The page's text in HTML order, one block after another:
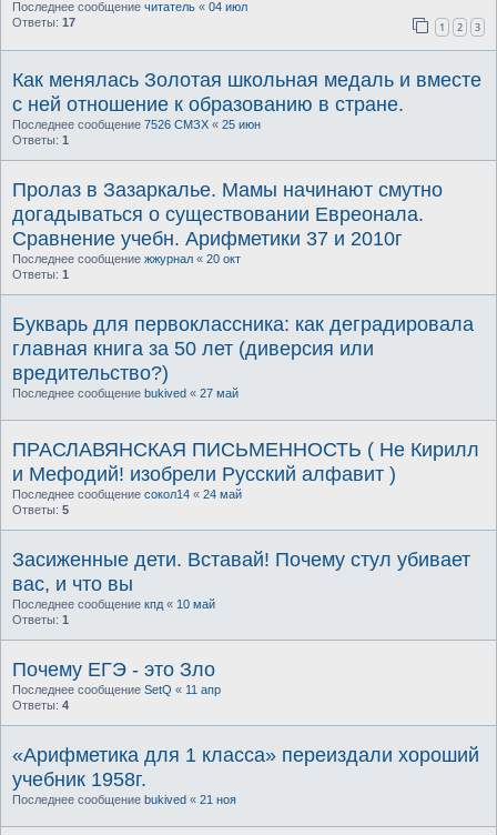
Последнее сообщение читатель « 04 июл
Ответы: 17 1 2 3
Как менялась Золотая школьная медаль и вместе
с ней отношение к образованию в стране.
Последнее сообщение 7526 СМЗХ « 25 июн
Ответы: 1
Пролаз в Зазаркалье. Мамы начинают смутно
догадываться о существовании Евреонала.
Сравнение учебн. Арифметики 37 и 2010г
Последнее сообщение жжурнал « 20 окт
Ответы: 1
Букварь для первоклассника: как деградировала
главная книга за 50 лет (диверсия или
вредительство?)
Последнее сообщение bukived « 27 май
ПРАСЛАВЯНСКАЯ ПИСЬМЕННОСТЬ ( Не Кирилл
и Мефодий! изобрели Русский алфавит )
Последнее сообщение сокол14 « 24 май
Ответы: 5
Засиженные дети. Вставай! Почему стул убивает
вас, и что вы
Последнее сообщение кпд « 10 май
Ответы: 1
Почему ЕГЭ - это Зло
Последнее сообщение SetQ « 11 апр
Ответы: 4
«Арифметика для 1 класса» переиздали хороший
учебник 1958г.
Последнее сообщение bukived « 21 ноя